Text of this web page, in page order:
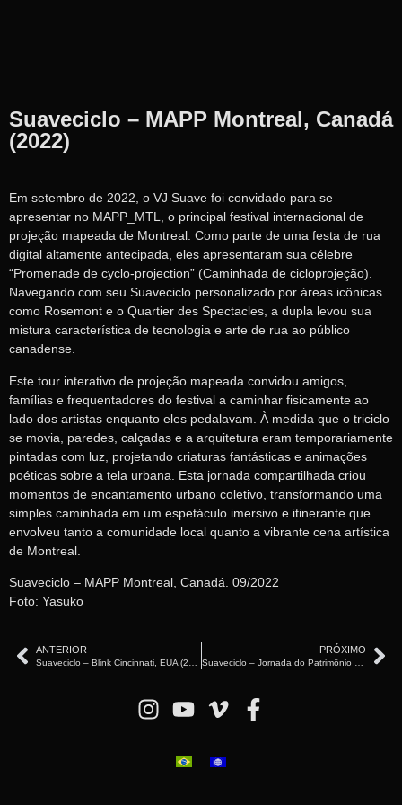
Suaveciclo – MAPP Montreal, Canadá
(2022)
Em setembro de 2022, o VJ Suave foi convidado para se
apresentar no MAPP_MTL, o principal festival internacional de
projeção mapeada de Montreal. Como parte de uma festa de rua
digital altamente antecipada, eles apresentaram sua célebre
“Promenade de cyclo-projection” (Caminhada de cicloprojeção).
Navegando com seu Suaveciclo personalizado por áreas icônicas
como Rosemont e o Quartier des Spectacles, a dupla levou sua
mistura característica de tecnologia e arte de rua ao público
canadense.
Este tour interativo de projeção mapeada convidou amigos,
famílias e frequentadores do festival a caminhar fisicamente ao
lado dos artistas enquanto eles pedalavam. À medida que o triciclo
se movia, paredes, calçadas e a arquitetura eram temporariamente
pintadas com luz, projetando criaturas fantásticas e animações
poéticas sobre a tela urbana. Esta jornada compartilhada criou
momentos de encantamento urbano coletivo, transformando uma
simples caminhada em um espetáculo imersivo e itinerante que
envolveu tanto a comunidade local quanto a vibrante cena artística
de Montreal.
Suaveciclo – MAPP Montreal, Canadá. 09/2022
Foto: Yasuko
ANTERIOR PRÓXIMO